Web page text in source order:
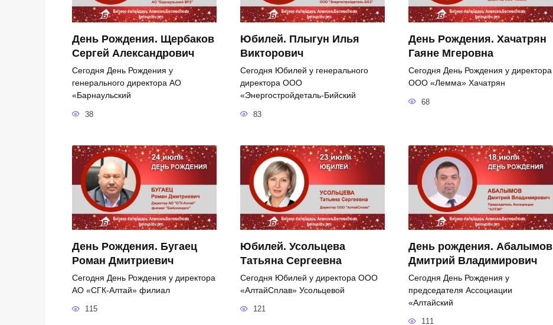
День Рождения. Щербаков
Сергей Александрович
Сегодня День Рождения у
генерального директора АО
«Барнаульский
38
Юбилей. Плыгун Илья
Викторович
Сегодня Юбилей у генерального
директора ООО
«Энергостройдеталь-Бийский
83
День Рождения. Хачатрян
Гаяне Мгеровна
Сегодня День Рождения у директора
ООО «Лемма» Хачатрян
68
День Рождения. Бугаец
Роман Дмитриевич
Сегодня День Рождения у директора
АО «СГК-Алтай» филиал
115
Юбилей. Усольцева
Татьяна Сергеевна
Сегодня Юбилей у директора ООО
«АлтайСплав» Усольцевой
121
День рождения. Абалымов
Дмитрий Владимирович
Сегодня День Рождения у
председателя Ассоциации
«Алтайский
111